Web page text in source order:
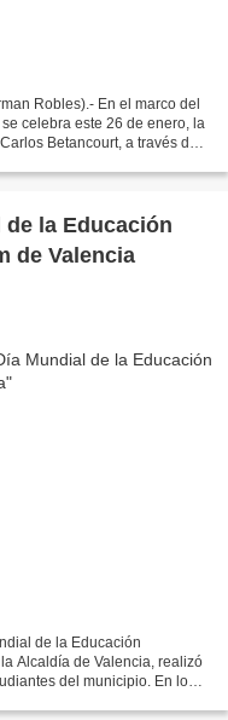
Robles).- En el marco del
celebra este 26 de enero, la
Betancourt, a través del
la Educación
de Valencia
de la Educación
Alcaldía de Valencia, realizó
del municipio. En los